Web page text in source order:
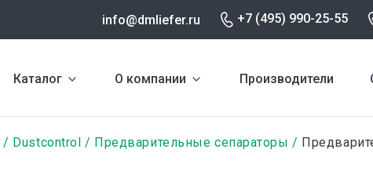
info@dmliefer.ru +7 (495) 990-25-55
Каталог О компании Производители
Dustcontrol Предварительные сепараторы